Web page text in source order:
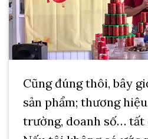
Cũng đúng thôi, bây
sản phẩm; thương
trường, doanh số… tất